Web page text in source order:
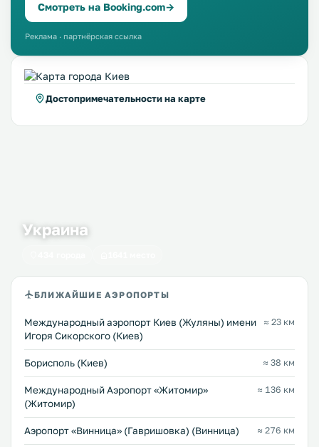
Смотреть на Booking.com→
Реклама · партнёрская ссылка
Достопримечательности на карте
Украина
БЛИЖАЙШИЕ АЭРОПОРТЫ
Международный аэропорт Киев (Жуляны) имени
Игоря Сикорского (Киев)
≈ 23 км
Борисполь (Киев) ≈ 38 км
Международный Аэропорт «Житомир»
(Житомир)
≈ 136 км
Аэропорт «Винница» (Гавришовка) (Винница) ≈ 276 км